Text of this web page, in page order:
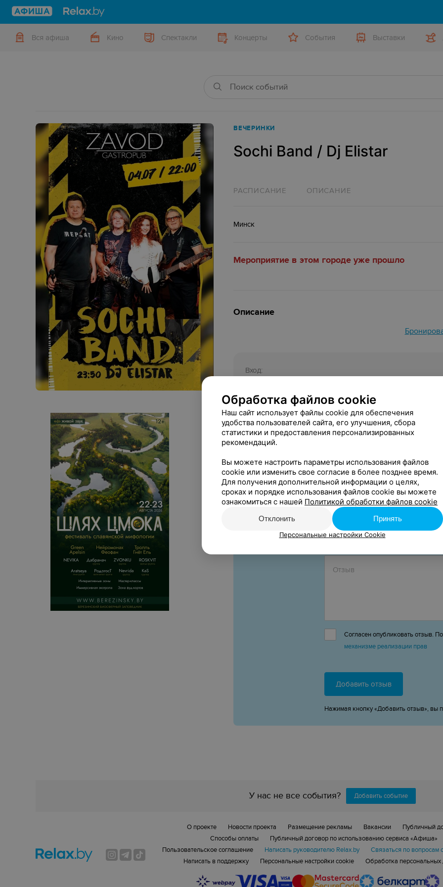
Вся афиша Кино Спектакли Концерты События Выставки
ВЕЧЕРИНКИ
Sochi Band / Dj Elistar
РАСПИСАНИЕ ОПИСАНИЕ
Минск
Мероприятие в этом городе уже прошло
Описание
Вход:
Возрастное ограничение: 18+
Инфолиния:
+375 29 618 19 20
Общество с ограниченной ответственностью
ООО «Сябры Ивент» УНП 193718513
Согласен опубликовать отзыв.
механизме реализации прав
Добавить отзыв
Нажимая кнопку «Добавить отзыв», вы
У нас не все события? Добавить событие
О проекте Новости проекта Размещение рекламы Вакансии
Публичный
Способы оплаты
Публичный договор по использованию сервиса «Афиша»
Пользовательское соглашение
Написать руководителю Relax.by
Связаться по вопросам
Написать в поддержку
Персональные настройки cookie Обработка персональных
Обработка файлов cookie
Наш сайт использует файлы cookie для обеспечения
удобства пользователей сайта, его улучшения, сбора
статистики и предоставления персонализированных
рекомендаций.
Вы можете настроить параметры использования файлов
cookie или изменить свое согласие в более позднее время.
Для получения дополнительной информации о целях,
сроках и порядке использования файлов cookie вы можете
ознакомиться с нашей Политикой обработки файлов cookie
Отклонить Принять
Персональные настройки Cookie